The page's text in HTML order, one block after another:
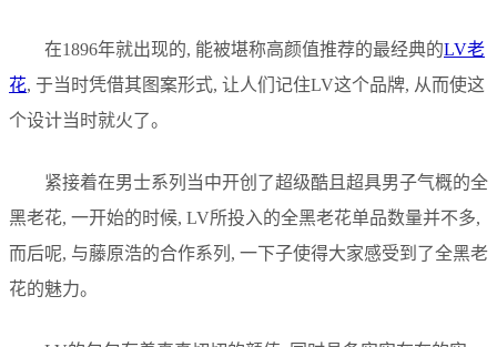
在1896年就出现的, 能被堪称高颜值推荐的最经典的LV老
花, 于当时凭借其图案形式, 让人们记住LV这个品牌, 从而使这
个设计当时就火了。
紧接着在男士系列当中开创了超级酷且超具男子气概的全
黑老花, 一开始的时候, LV所投入的全黑老花单品数量并不多,
而后呢, 与藤原浩的合作系列, 一下子使得大家感受到了全黑老
花的魅力。